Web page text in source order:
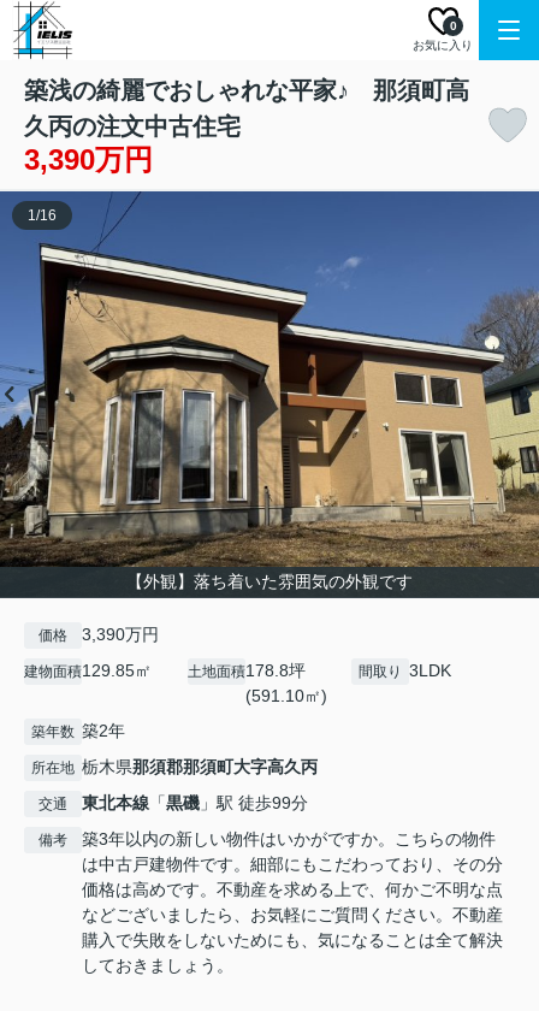
お気に入り
0
築浅の綺麗でおしゃれな平家♪ 那須町高
久丙の注文中古住宅
3,390万円
【外観】落ち着いた雰囲気の外観です
1/16
価格 3,390万円
建物面積129.85㎡ 土地面積178.8坪
(591.10㎡)
間取り 3LDK
築年数 築2年
所在地 栃木県那須郡那須町大字高久丙
交通 東北本線 「黒磯 」駅 徒歩99分
備考
築3年以内の新しい物件はいかがですか。こちらの物件
は中古戸建物件です。細部にもこだわっており、その分
価格は高めです。不動産を求める上で、何かご不明な点
などございましたら、お気軽にご質問ください。不動産
購入で失敗をしないためにも、気になることは全て解決
しておきましょう。